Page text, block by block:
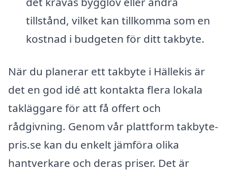
tillstånd, vilket kan tillkomma som en
kostnad i budgeten för ditt takbyte.
När du planerar ett takbyte i Hällekis är
det en god idé att kontakta flera lokala
takläggare för att få offert och
rådgivning. Genom vår plattform takbyte-
pris.se kan du enkelt jämföra olika
hantverkare och deras priser. Det är